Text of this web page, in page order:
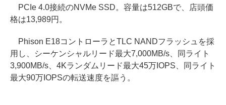
PCIe 4.0接続のNVMe SSD。容量は512GBで、店頭価
格は13,989円。
Phison E18コントローラとTLC NANDフラッシュを採
用し、シーケンシャルリード最大7,000MB/s、同ライト
3,900MB/s、4Kランダムリード最大45万IOPS、同ライト
最大90万IOPSの転送速度を謳う。